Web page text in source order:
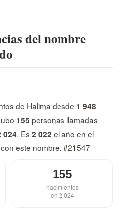
del nombre
de Halima desde 1 948
155 personas llamadas
024. Es 2 022 el año en el
este nombre. #21547
155
nacimientos
en 2 024